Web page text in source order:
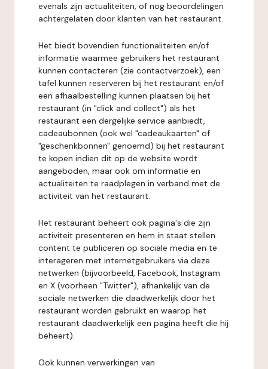
evenals zijn actualiteiten, of nog beoordelingen
achtergelaten door klanten van het restaurant.
Het biedt bovendien functionaliteiten en/of
informatie waarmee gebruikers het restaurant
kunnen contacteren (zie contactverzoek), een
tafel kunnen reserveren bij het restaurant en/of
een afhaalbestelling kunnen plaatsen bij het
restaurant (in "click and collect") als het
restaurant een dergelijke service aanbiedt,
cadeaubonnen (ook wel "cadeaukaarten" of
"geschenkbonnen" genoemd) bij het restaurant
te kopen indien dit op de website wordt
aangeboden, maar ook om informatie en
actualiteiten te raadplegen in verband met de
activiteit van het restaurant.
Het restaurant beheert ook pagina's die zijn
activiteit presenteren en hem in staat stellen
content te publiceren op sociale media en te
interageren met internetgebruikers via deze
netwerken (bijvoorbeeld, Facebook, Instagram
en X (voorheen "Twitter"), afhankelijk van de
sociale netwerken die daadwerkelijk door het
restaurant worden gebruikt en waarop het
restaurant daadwerkelijk een pagina heeft die hij
beheert).
Ook kunnen verwerkingen van